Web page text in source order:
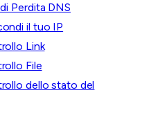
Perdita DNS
il tuo IP
Link
File
dello stato del